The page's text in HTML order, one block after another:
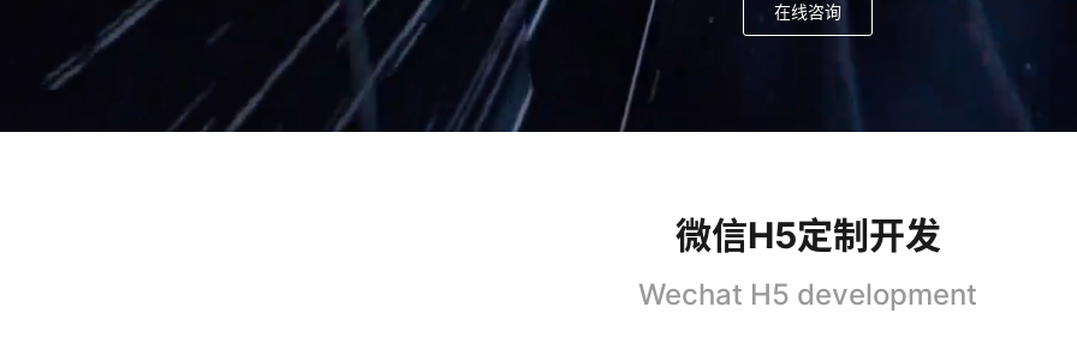
在线咨询
微信H5定制开发
Wechat H5 development